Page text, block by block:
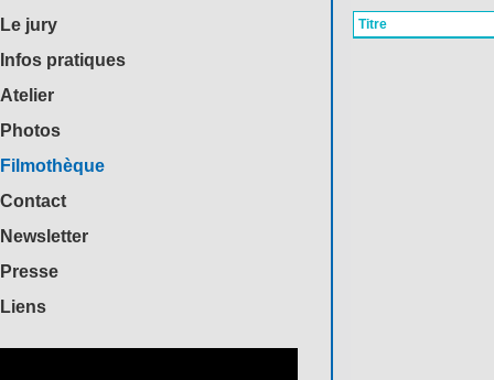
Le jury
Infos pratiques
Atelier
Photos
Filmothèque
Contact
Newsletter
Presse
Liens
Titre